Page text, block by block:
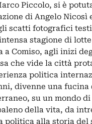
Piccolo, si è
di Angelo Nicosì
scatti fotografici
stagione di
a Comiso, agli inizi
che vide la città
politica
divenne una fucina
su un mondo di
della vita, da
politica alla storia del